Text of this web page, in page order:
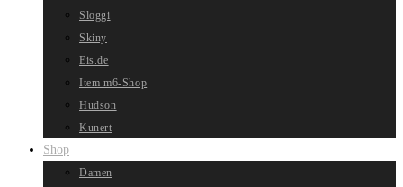
Sloggi
Skiny
Eis.de
Item m6-Shop
Hudson
Kunert
Shop
Damen